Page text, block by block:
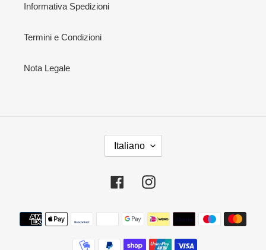
Informativa Spedizioni
Termini e Condizioni
Nota Legale
G
U
Italiano
FacebookInstagram
Metodi
di
pagamento